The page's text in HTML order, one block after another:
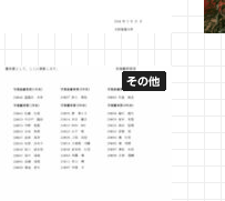
築・環境デザイン学科】
2024年5月28日 管理者